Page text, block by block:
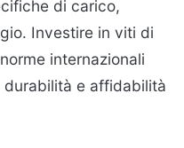
di carico,
Investire in viti di
internazionali
e affidabilità